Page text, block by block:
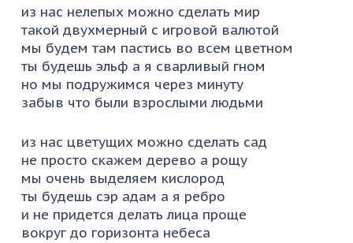
из нас нелепых можно сделать мир
такой двухмерный с игровой валютой
мы будем там пастись во всем цветном
ты будешь эльф а я сварливый гном
но мы подружимся через минуту
забыв что были взрослыми людьми
из нас цветущих можно сделать сад
не просто скажем дерево а рощу
мы очень выделяем кислород
ты будешь сэр адам а я ребро
и не придется делать лица проще
вокруг до горизонта небеса